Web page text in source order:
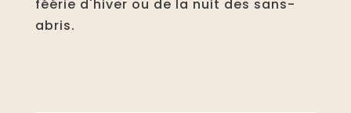
féérie d'hiver ou de la nuit des sans-
abris.